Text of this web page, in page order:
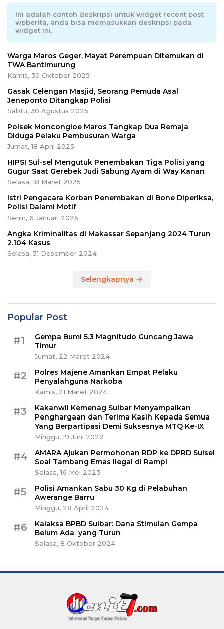
Ini adalah contoh deskripsi untuk widget recent post
wpberita, anda bisa memasukkan deskripsi pada
widget ini.
Warga Maros Geger, Mayat Perempuan Ditemukan di
TWA Bantimurung
Kamis, 30 Oktober 2025
Gasak Celengan Masjid, Seorang Pemuda Asal
Jeneponto Ditangkap Polisi
Sabtu, 30 Agustus 2025
Polsek Moncongloe Maros Tangkap Dua Remaja
Diduga Pelaku Pembusuran Warga
Jumat, 18 April 2025
HIPSI Sul-sel Mengutuk Penembakan Tiga Polisi yang
Gugur Saat Gerebek Judi Sabung Ayam di Way Kanan
Selasa, 18 Maret 2025
Istri Pengacara Korban Penembakan di Bone Diperiksa,
Polisi Dalami Motif
Senin, 6 Januari 2025
Angka Kriminalitas di Makassar Sepanjang 2024 Turun
2.104 Kasus
Selasa, 31 Desember 2024
Selengkapnya
Popular Post
#1
Gempa Bumi 5.3 Magnitudo Guncang Jawa
Timur
Jumat, 22 Maret 2024
#2
Polres Majene Amankan Empat Pelaku
Penyalahguna Narkoba
Kamis, 21 Maret 2024
#3
Kakanwil Kemenag Sulbar Menyampaikan
Penghargaan dan Terima Kasih Kepada Semua
Yang Berpartipasi Demi Suksesnya MTQ Ke-IX
Minggu, 19 Juni 2022
#4
AMARA Ajukan Permohonan RDP ke DPRD Sulsel
Soal Tambang Emas Ilegal di Rampi
Selasa, 16 Mei 2023
#5
Polisi Amankan Sabu 30 Kg di Pelabuhan
Awerange Barru
Minggu, 28 April 2024
#6
Kalaksa BPBD Sulbar: Dana Stimulan Gempa
Belum Ada yang Turun
Selasa, 8 Oktober 2024